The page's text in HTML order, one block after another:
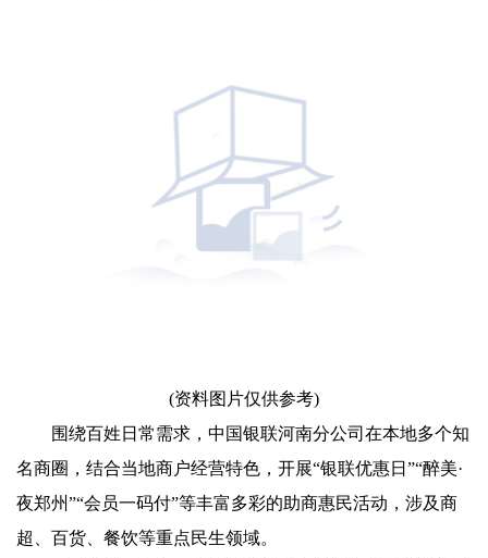
(资料图片仅供参考)
围绕百姓日常需求，中国银联河南分公司在本地多个知
名商圈，结合当地商户经营特色，开展“银联优惠日”“醉美·
夜郑州”“会员一码付”等丰富多彩的助商惠民活动，涉及商
超、百货、餐饮等重点民生领域。